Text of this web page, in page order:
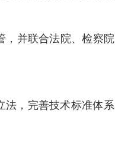
并联合法院、检察
完善技术标准体系